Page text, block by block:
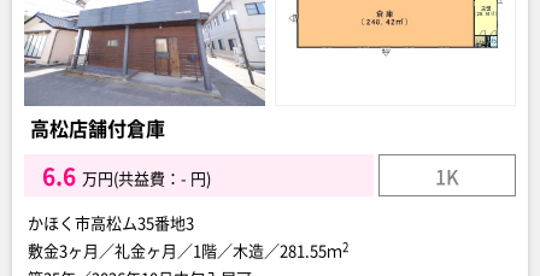
高松店舗付倉庫
6.6 万円(共益費：- 円) 1K
かほく市高松ム35番地3
敷金3ヶ月／礼金ヶ月／1階／木造／281.55ｍ2